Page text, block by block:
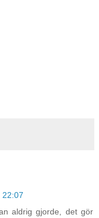
22:07
aldrig gjorde, det gör